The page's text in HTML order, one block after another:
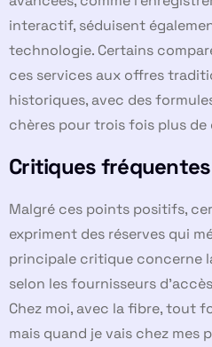
interactif, séduisent
technologie. Certains
ces services aux offres
historiques, avec des
chères pour trois fois plus
Critiques fréquentes
Malgré ces points positifs,
expriment des réserves qui
principale critique concerne
selon les fournisseurs
Chez moi, avec la fibre, tout
mais quand je vais chez mes